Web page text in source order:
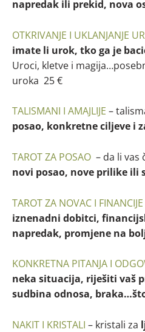
napredak ili prekid, nova
OTKRIVANJE I UKLANJANJE
imate li urok, tko ga je
Uroci, kletve i
uroka 25 €
TALISMANI I AMAJLIJE –
posao, konkretne ciljeve i
TAROT ZA POSAO – da li vas
novi posao, nove prilike ili
TAROT ZA NOVAC I FINANCIJE
iznenadni dobitci,
napredak, promjene na
KONKRETNA PITANJA I
neka situacija, riješiti vaš
sudbina odnosa,
NAKIT I KRISTALI – kristali za